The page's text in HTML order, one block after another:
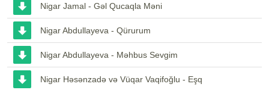
Nigar Jamal - Gəl Qucaqla Məni
Nigar Abdullayeva - Qürurum
Nigar Abdullayeva - Məhbus Sevgim
Nigar Həsənzadə və Vüqar Vaqifoğlu - Eşq